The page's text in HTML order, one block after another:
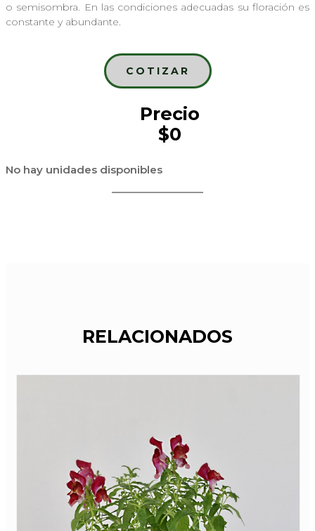
o semisombra. En las condiciones adecuadas su floración es
constante y abundante.
COTIZAR
Precio
$0
No hay unidades disponibles
RELACIONADOS